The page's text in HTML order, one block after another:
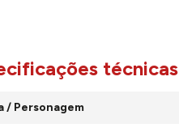
técnicas
/ Personagem